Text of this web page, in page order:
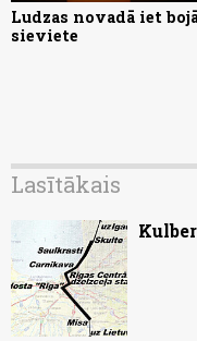
Ludzas novadā iet
sieviete
Lasītākais